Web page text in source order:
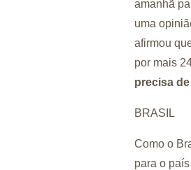
amanhã
uma
afirmou
por mais
precisa
BRASIL
Como o
para o